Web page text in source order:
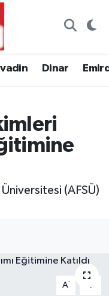
Dinar
(AFSÜ)
A-